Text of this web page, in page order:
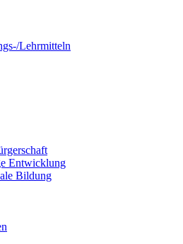
Lehrmitteln
Entwicklung
Bildung